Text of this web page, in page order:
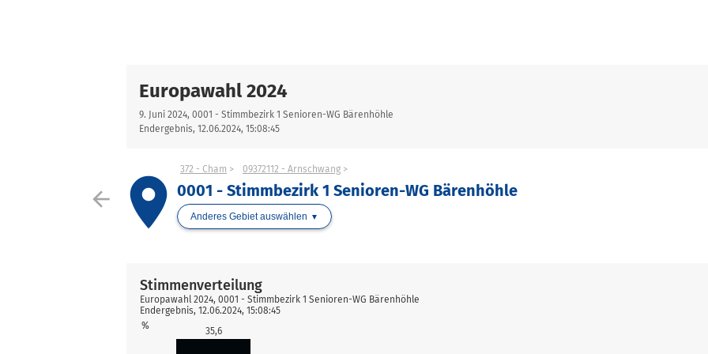
Europawahl 2024
9. Juni 2024, 0001 - Stimmbezirk 1 Senioren-WG Bärenhöhle
Endergebnis, 12.06.2024, 15:08:45
arrow_back place
372 - Cham 09372112 - Arnschwang
0001 - Stimmbezirk 1 Senioren-WG Bärenhöhle
Anderes Gebiet auswählen
%
35,6
Stimmenverteilung
Europawahl 2024, 0001 - Stimmbezirk 1 Senioren-WG Bärenhöhle
Endergebnis, 12.06.2024, 15:08:45